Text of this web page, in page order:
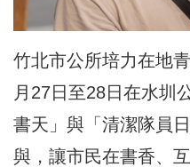
竹北市公所培力在地
月27日至28日在水圳
書天」與「清潔隊員
與，讓市民在書香、